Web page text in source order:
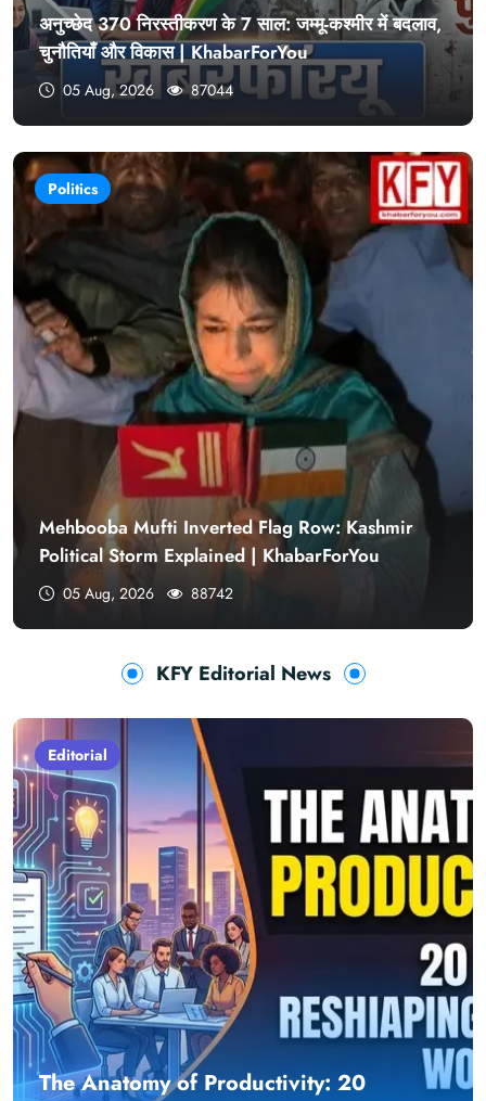
अनुच्छेद 370 निरस्तीकरण के 7 साल: जम्मू-कश्मीर में बदलाव,
चुनौतियाँ और विकास | KhabarForYou
05 Aug, 2026 87044
Politics
Mehbooba Mufti Inverted Flag Row: Kashmir
Political Storm Explained | KhabarForYou
05 Aug, 2026 88742
KFY Editorial News
Editorial
The Anatomy of Productivity: 20